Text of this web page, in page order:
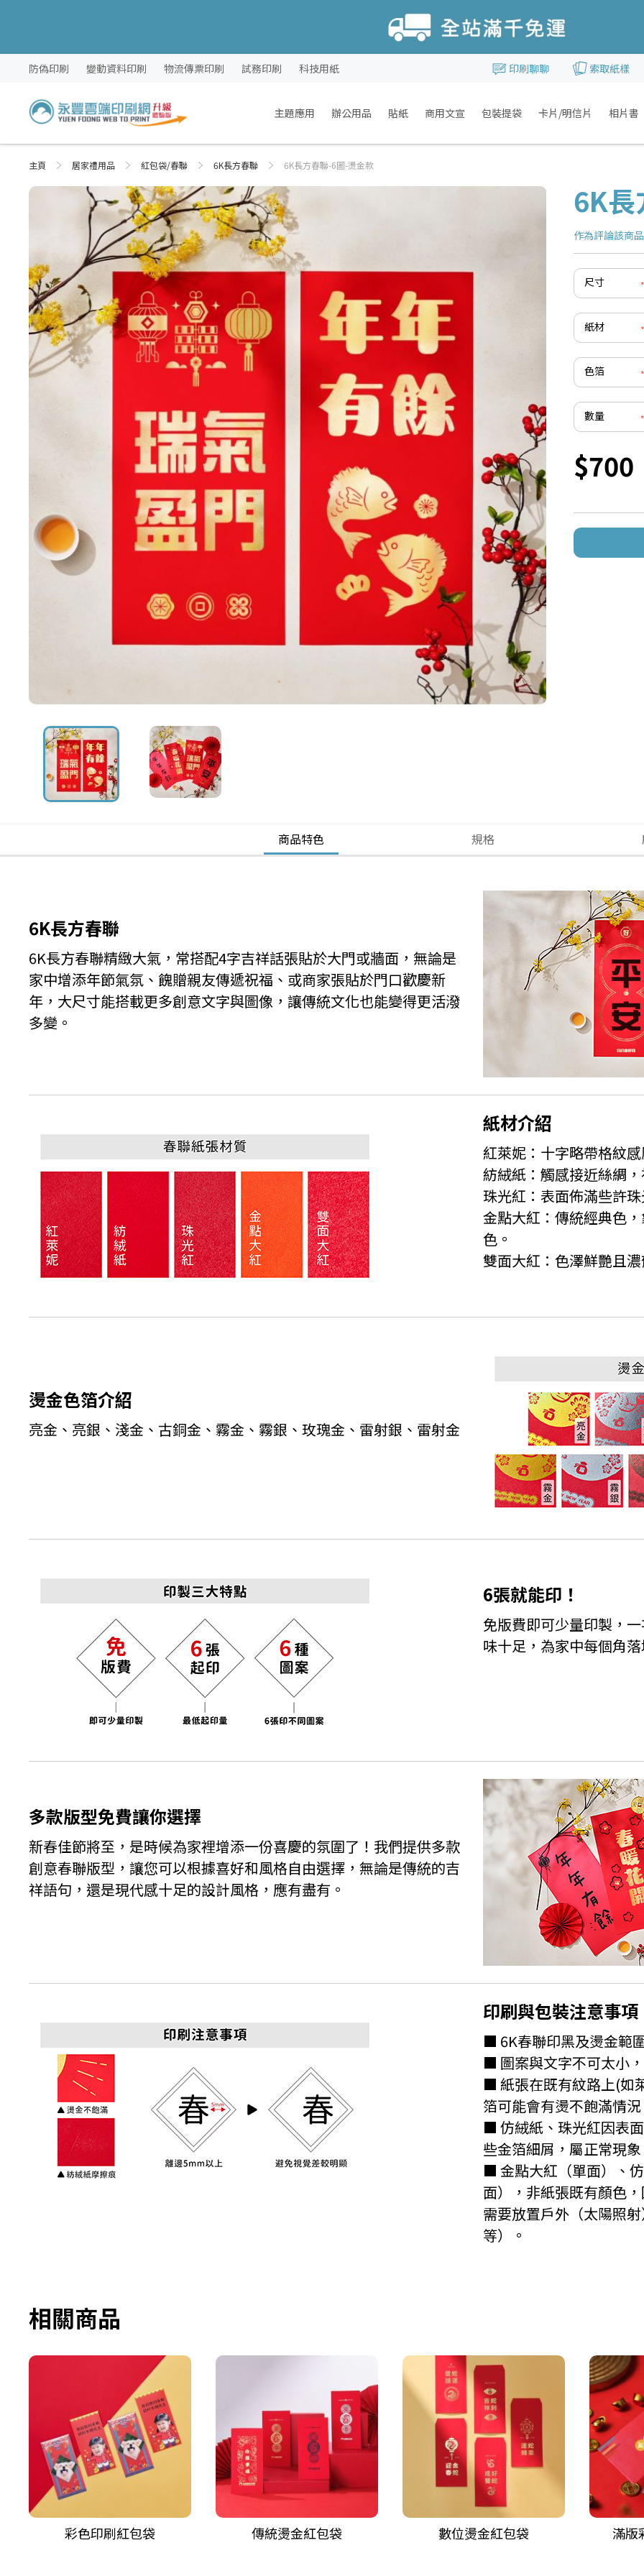
跳
內
容
印刷聊聊 索取紙樣
防偽印刷 變動資料印刷 物流傳票印刷 試務印刷 科技用紙
主題應用 辦公用品 貼紙 商用文宣 包裝提袋 卡片/明信片 相片書
主頁 居家禮用品 紅包袋/春聯 6K長方春聯 6K長方春聯-6圖-燙金款
6K
作為評論該商
尺寸
紙材
色箔
數量
$700
Skip
the
images
gallery
Skip
the
images
gallery
商品特色
6K長方春聯
6K長方春聯精緻大氣，常搭配4字吉祥話張貼於大門或牆面，無論是
家中增添年節氣氛、餽贈親友傳遞祝福、或商家張貼於門口歡慶新
年，大尺寸能搭載更多創意文字與圖像，讓傳統文化也能變得更活潑
多變。
紙材介紹
紅萊妮：十字略帶格紋
紡絨紙：觸感接近絲綢
珠光紅：表面佈滿些許
金點大紅：傳統經典色
色。
雙面大紅：色澤鮮艷且
燙金色箔介紹
亮金、亮銀、淺金、古銅金、霧金、霧銀、玫瑰金、雷射銀、雷射金
6張就能印！
免版費即可少量印製，
味十足，為家中每個角
多款版型免費讓你選擇
新春佳節將至，是時候為家裡增添一份喜慶的氛圍了！我們提供多款
創意春聯版型，讓您可以根據喜好和風格自由選擇，無論是傳統的吉
祥語句，還是現代感十足的設計風格，應有盡有。
印刷與包裝注意事項
■ 6K春聯印黑及燙金範
■ 圖案與文字不可太小
■ 紙張在既有紋路上(如
箔可能會有燙不飽滿情
■ 仿絨紙、珠光紅因表
些金箔細屑，屬正常現
■ 金點大紅（單面）、
面），非紙張既有顏色
需要放置戶外（太陽照
等）。
規格
相關商品
彩色印刷紅包袋 傳統燙金紅包袋 數位燙金紅包袋 滿版